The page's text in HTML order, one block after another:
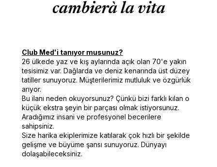
cambierà la vita
Club Med'i tanıyor musunuz?
26 ülkede yaz ve kış aylarında açık olan 70'e yakın
tesisimiz var. Dağlarda ve deniz kenarında üst düzey
tatiller sunuyoruz. Müşterilerimiz mutluluk ve özgürlük
arıyor.
Bu ilanı neden okuyorsunuz? Çünkü bizi farklı kılan o
küçük ekstra şeyin bir parçası olmak istiyorsunuz.
Aradığımız insani ve profesyonel becerilere
sahipsiniz.
Size harika ekiplerimize katılarak çok hızlı bir şekilde
gelişme ve büyüme şansı sunuyoruz. Dünyayı
dolaşabileceksiniz.